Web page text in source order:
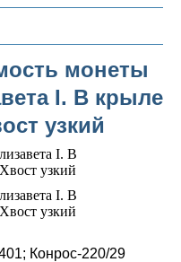
монеты
I. В крыле
узкий
Конрос-220/29